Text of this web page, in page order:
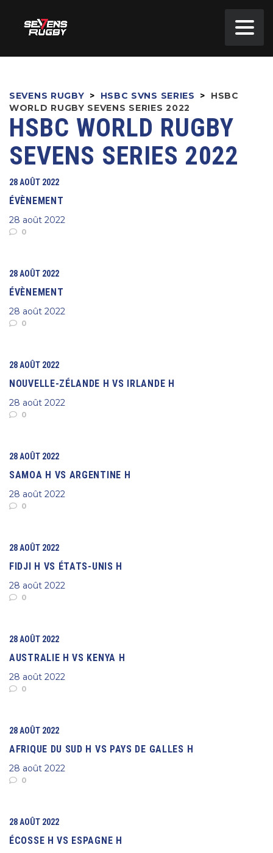
SEVENS RUGBY > HSBC SVNS SERIES >
HSBC
WORLD RUGBY SEVENS SERIES 2022
HSBC WORLD RUGBY
SEVENS SERIES 2022
28 AOÛT 2022
ÉVÈNEMENT
28 août 2022
0
28 AOÛT 2022
ÉVÈNEMENT
28 août 2022
0
28 AOÛT 2022
NOUVELLE-ZÉLANDE H VS IRLANDE H
28 août 2022
0
28 AOÛT 2022
SAMOA H VS ARGENTINE H
28 août 2022
0
28 AOÛT 2022
FIDJI H VS ÉTATS-UNIS H
28 août 2022
0
28 AOÛT 2022
AUSTRALIE H VS KENYA H
28 août 2022
0
28 AOÛT 2022
AFRIQUE DU SUD H VS PAYS DE GALLES H
28 août 2022
0
28 AOÛT 2022
ÉCOSSE H VS ESPAGNE H